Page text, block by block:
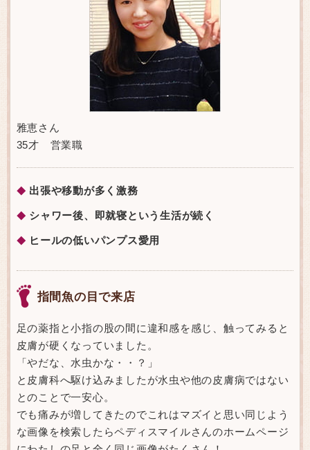
雅恵さん
35才 営業職
◆ 出張や移動が多く激務
◆ シャワー後、即就寝という生活が続く
◆ ヒールの低いパンプス愛用
指間魚の目で来店
足の薬指と小指の股の間に違和感を感じ、触ってみると
皮膚が硬くなっていました。
「やだな、水虫かな・・？」
と皮膚科へ駆け込みましたが水虫や他の皮膚病ではない
とのことで一安心。
でも痛みが増してきたのでこれはマズイと思い同じよう
な画像を検索したらペディスマイルさんのホームページ